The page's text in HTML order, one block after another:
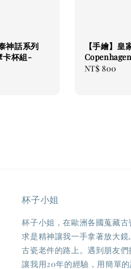
神話系列
卡杯組-
【手繪】皇
Regular
NT$ 800
杯子小姐
杯子小姐，在歐洲各國蒐藏
求是精神讓我一手拿著放大
古瓷老件的路上。遇到朋友們
讓我用20年的經驗，用簡單